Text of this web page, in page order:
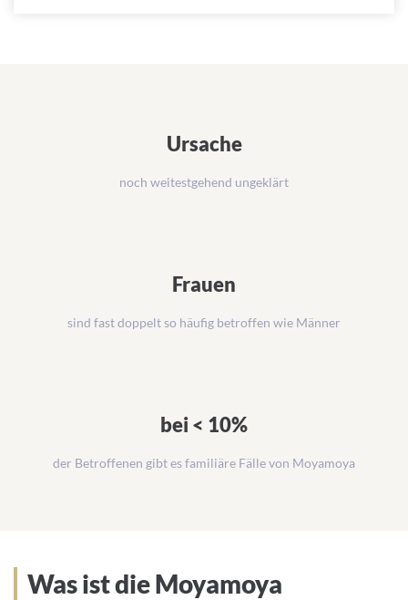
Ursache
noch weitestgehend ungeklärt
Frauen
sind fast doppelt so häufig betroffen wie Männer
bei < 10%
der Betroffenen gibt es familiäre Fälle von Moyamoya
Was ist die Moyamoya